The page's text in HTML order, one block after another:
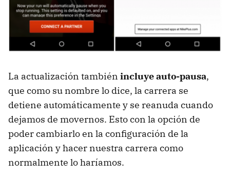
La actualización también incluye auto-pausa,
que como su nombre lo dice, la carrera se
detiene automáticamente y se reanuda cuando
dejamos de movernos. Esto con la opción de
poder cambiarlo en la configuración de la
aplicación y hacer nuestra carrera como
normalmente lo haríamos.